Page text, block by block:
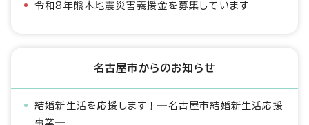
令和8年熊本地震災害義援金を募集しています
名古屋市からのお知らせ
結婚新生活を応援します！―名古屋市結婚新生活応援
事業―